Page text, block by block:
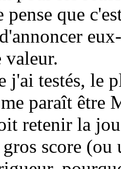
pense que
valeur.
j'ai testés, le
paraît être
retenir la
score